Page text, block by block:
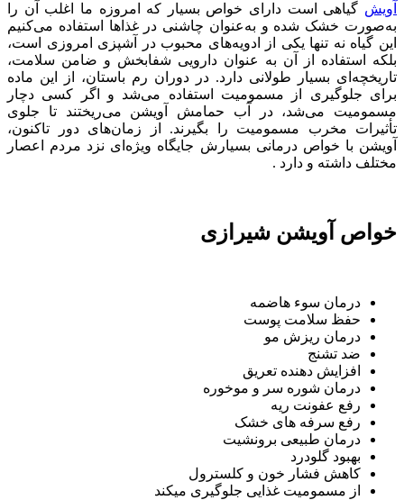
آویش گیاهی است دارای خواص بسیار که امروزه ما اغلب آن را
به‌صورت خشک ‌شده و به‌عنوان چاشنی در غذاها استفاده می‌کنیم
این گیاه نه تنها یکی از ادویه‌های محبوب در آشپزی امروزی است،
بلکه استفاده از آن به عنوان دارویی شفابخش و ضامن سلامت،
تاریخچه‌ای بسیار طولانی دارد. در دوران رم باستان، از این ماده
برای جلوگیری از مسمومیت استفاده می‌شد و اگر کسی دچار
مسمومیت می‌شد، در آب حمامش آویشن می‌ریختند تا جلوی
تأثیرات مخرب مسمومیت را بگیرند. از زمان‌های دور تاکنون،
آویشن با خواص درمانی بسیارش جایگاه ویژه‌ای نزد مردم اعصار
مختلف داشته و دارد .
خواص آویشن شیرازی
درمان سوء هاضمه
حفظ سلامت پوست
درمان ریزش مو
ضد تشنج
افزایش دهنده تعریق
درمان شوره سر و موخوره
رفع عفونت ریه
رفع سرفه های خشک
درمان طبیعی برونشیت
بهبود گلودرد
کاهش فشار خون و کلسترول
از مسمومیت غذایی جلوگیری میکند